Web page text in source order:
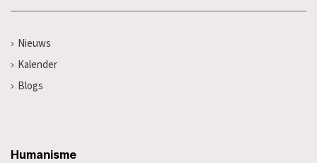
Nieuws
Kalender
Blogs
Humanisme